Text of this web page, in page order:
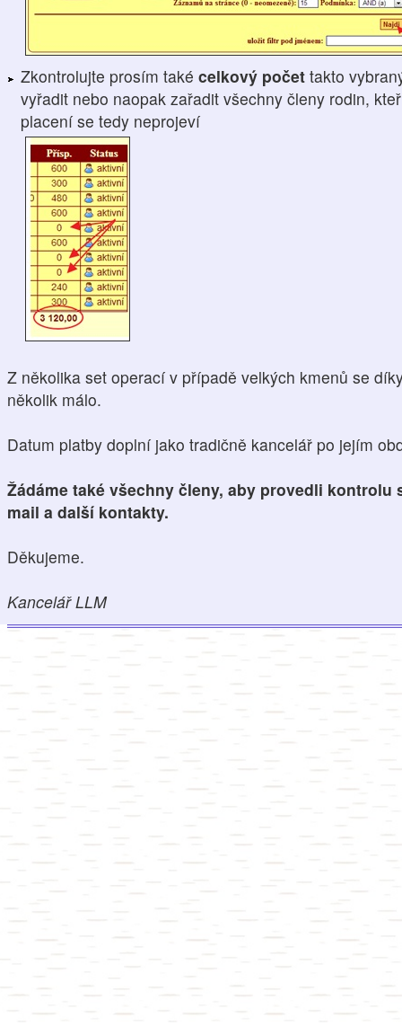
Zkontrolujte prosím také celkový počet takto
vyřadit nebo naopak zařadit všechny členy rodin,
placení se tedy neprojeví
Z několika set operací v případě velkých kmenů se
několik málo.
Datum platby doplní jako tradičně kancelář po jejím
Žádáme také všechny členy, aby provedli kontrolu
mail a další kontakty.
Děkujeme.
Kancelář LLM